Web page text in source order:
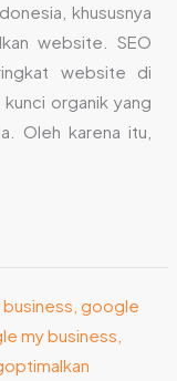
khususnya
website. SEO
website di
organik yang
Oleh karena itu,